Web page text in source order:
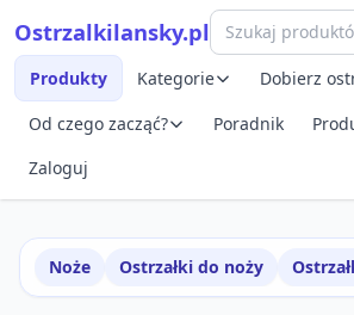
Ostrzalkilansky.pl
Produkty Kategorie
Dobierz
Od czego zacząć?
Poradnik
Zaloguj
Noże Ostrzałki do noży
Szybki podgląd produktu